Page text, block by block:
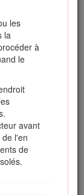
les
la
à
le
avant
l'en
de
et
la
l'arrivée
est
des
que la
et sur
vous